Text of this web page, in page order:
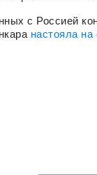
с Россией
настояла на